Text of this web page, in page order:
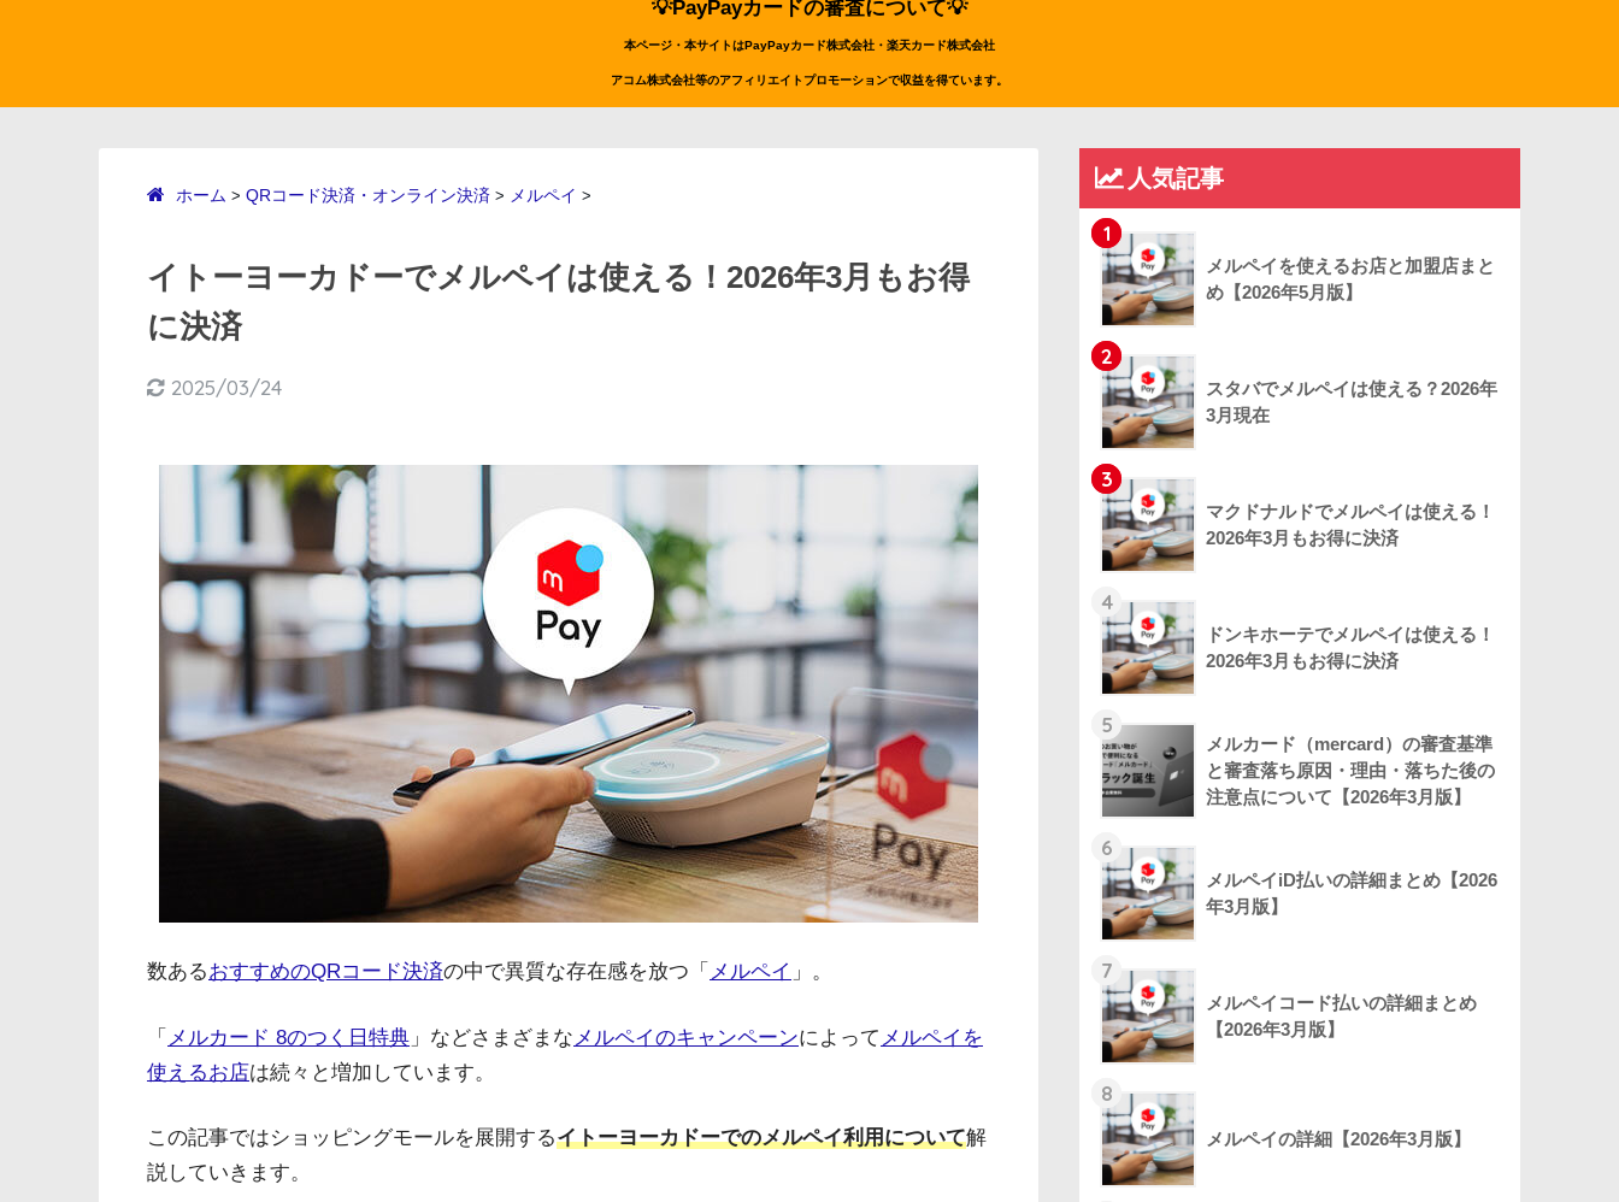
💡PayPayカードの審査について💡
本ページ・本サイトはPayPayカード株式会社・楽天カード株式会社
アコム株式会社等のアフィリエイトプロモーションで収益を得ています。
ホーム > QRコード決済・オンライン決済 > メルペイ >
イトーヨーカドーでメルペイは使える！2026年3月もお得
に決済
2025/03/24
数あるおすすめのQRコード決済の中で異質な存在感を放つ「 メルペイ 」。
「 メルカード 8のつく日特典 」などさまざまな メルペイのキャンペーンによって メルペイを
使えるお店は続々と増加しています。
この記事ではショッピングモールを展開するイトーヨーカドーでのメルペイ利用について解
説していきます。
人気記事
1
メルペイを使えるお店と加盟店まと
め【2026年5月版】
2
スタバでメルペイは使える？2026年
3月現在
3
マクドナルドでメルペイは使える！
2026年3月もお得に決済
4
ドンキホーテでメルペイは使える！
2026年3月もお得に決済
5
メルカード（mercard）の審査基準
と審査落ち原因・理由・落ちた後の
注意点について【2026年3月版】
6
メルペイiD払いの詳細まとめ【2026
年3月版】
7
メルペイコード払いの詳細まとめ
【2026年3月版】
8
メルペイの詳細【2026年3月版】